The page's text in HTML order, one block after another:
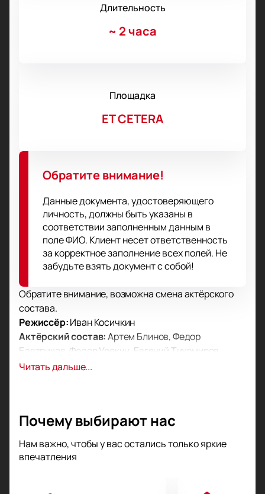
Длительность
~ 2 часа
Площадка
ET CETERA
Обратите внимание!
Данные документа, удостоверяющего
личность, должны быть указаны в
соответствии заполненным данным в
поле ФИО. Клиент несет ответственность
за корректное заполнение всех полей. Не
забудьте взять документ с собой!
Обратите внимание, возможна смена актёрского
состава.
Режиссёр:Иван Косичкин
Актёрский состав:Артем Блинов, Федор
Бавтриков, Федор Урекин, Евгений Тихомиров,
Максим Ермичев, Кирилл Щербина, Грант
Театр «Et Cetera» покажет постановку «Лодочник».
Автор пьесы — Анна Яблонская. Режиссер Иван
Косичкин воплотил произведение на сцене. Роберт
Читать дальше...
Почему выбирают нас
Нам важно, чтобы у вас остались только яркие
впечатления